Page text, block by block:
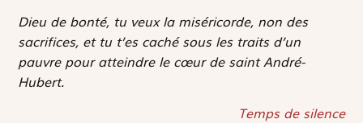
Dieu de bonté, tu veux la miséricorde, non des
sacrifices, et tu t’es caché sous les traits d’un
pauvre pour atteindre le cœur de saint André-
Hubert.
Temps de silence